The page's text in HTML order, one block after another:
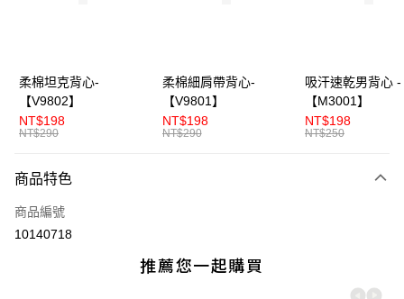
臺灣中小企業銀行
台中商業銀行
匯豐（台灣）商業銀行
華泰商業銀行
聯邦商業銀行
元大商業銀行
台灣樂天信用卡公司
街口支付
ATM付款
運送方式
全家付款取貨
每筆NT$70，滿NT$3,000(含以上)免運費
柔棉坦克背心-
【V9802】
NT$198
NT$290
柔棉細肩帶背心-
【V9801】
NT$198
NT$290
吸汗速乾男背心 -
【M3001】
NT$198
NT$250
商品特色
商品編號
10140718